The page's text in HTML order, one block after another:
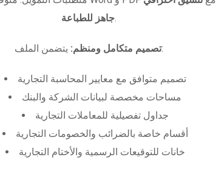
جاهز للطباعة.
تصميم متكامل ومنظم:يتضمن الملف:
تصميم متوافق مع معايير المحاسبة التجارية
مساحات مخصصة لبيانات الشركة والبنك
جداول تفصيلية للمعاملات التجارية
أقسام خاصة بالضرائب والخصومات التجارية
خانات للتوقيعات الرسمية والأختام التجارية